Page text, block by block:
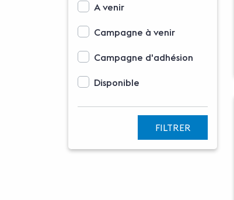
Options d'affichage des statuts
A venir
Campagne à venir
Campagne d'adhésion
Disponible
FILTRER